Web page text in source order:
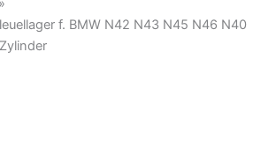
f. BMW N42 N43 N45 N46 N40